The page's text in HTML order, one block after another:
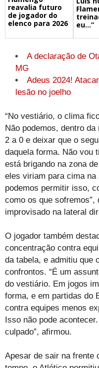
reavalia futuro
de jogador do
elenco para 2026
eu…”
A declaração de
MG
Adeus 2024!
lesão no joelho
“No vestiário, o clima
Não podemos, dentro
2 a 0 e deixar que o
daquela forma. Não vou
está brigando na zona
eles viriam para cima na
podemos permitir isso,
como os que sofremos”,
improvisado na lateral
O jogador também
concentração contra
da tabela, e admitiu que
confrontos. “É um
do vestiário. Em jogos
forma, e em partidas do
contra equipes menos
Isso não pode
culpado”, afirmou.
Apesar de sair na frente